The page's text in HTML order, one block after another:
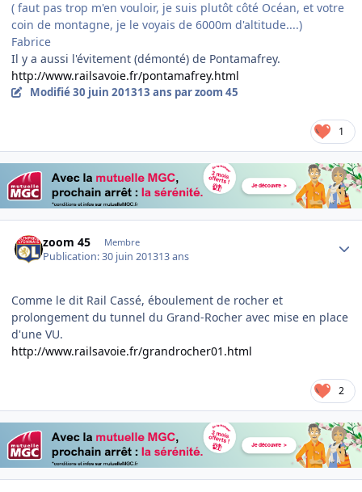
( faut pas trop m'en vouloir, je suis plutôt côté Océan, et votre
coin de montagne, je le voyais de 6000m d'altitude....)
Fabrice
Il y a aussi l'évitement (démonté) de Pontamafrey.
http://www.railsavoie.fr/pontamafrey.html
Modifié30 juin 201313 ans par zoom 45
1
zoom 45 Membre
Publication:30 juin 201313 ans
Comme le dit Rail Cassé, éboulement de rocher et
prolongement du tunnel du Grand-Rocher avec mise en place
d'une VU.
http://www.railsavoie.fr/grandrocher01.html
2